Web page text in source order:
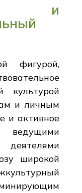
и
фигурой,
культурой
и личным
и активное
широкой